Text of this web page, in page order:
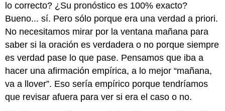
lo correcto? ¿Su pronóstico es 100% exacto?
Bueno... sí. Pero sólo porque era una verdad a priori.
No necesitamos mirar por la ventana mañana para
saber si la oración es verdadera o no porque siempre
es verdad pase lo que pase. Pensamos que iba a
hacer una afirmación empírica, a lo mejor “mañana,
va a llover”. Eso sería empírico porque tendríamos
que revisar afuera para ver si era el caso o no.